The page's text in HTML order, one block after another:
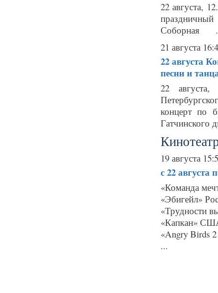
22 августа,
Соборная
21 августа
22 августа
песни и
22
концерт по
Гатчинского
19 августа
с 22 августа
«Команда
«Эбигейл»
«Трудности
«Капкан»
«Angry Birds
...